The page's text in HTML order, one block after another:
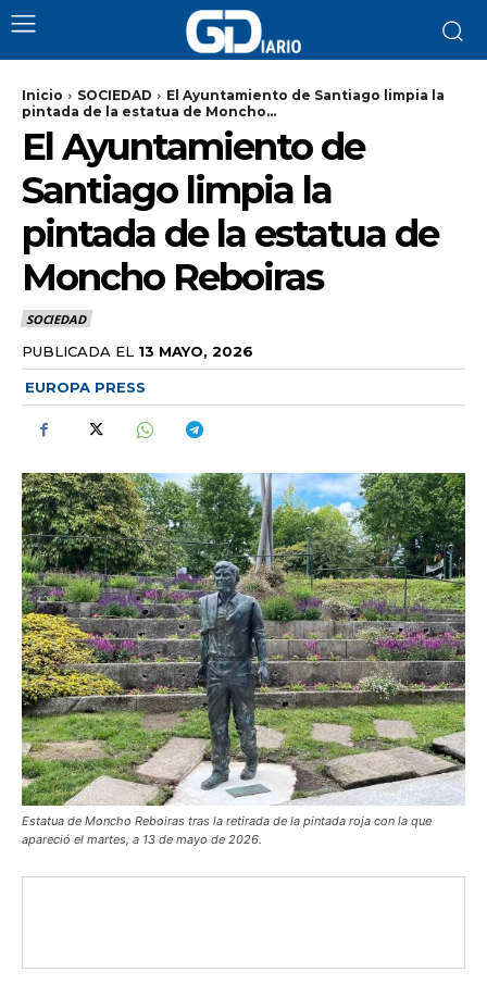
Inicio SOCIEDAD
El Ayuntamiento de Santiago limpia la
pintada de la estatua de Moncho...
El Ayuntamiento de
Santiago limpia la
pintada de la estatua de
Moncho Reboiras
SOCIEDAD
PUBLICADA EL 13 MAYO, 2026
EUROPA PRESS
Estatua de Moncho Reboiras tras la retirada de la pintada roja con la que
apareció el martes, a 13 de mayo de 2026.